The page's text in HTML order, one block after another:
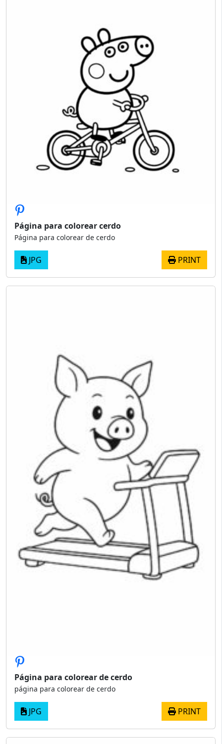
Página para colorear cerdo
Página para colorear de cerdo
JPG PRINT
Página para colorear de cerdo
página para colorear de cerdo
JPG PRINT